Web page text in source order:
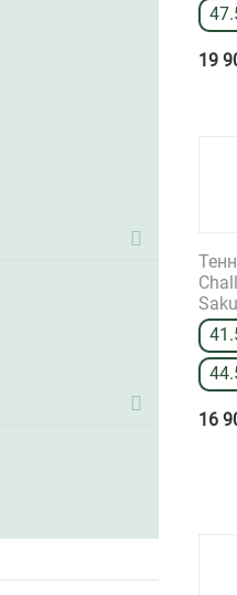
19
16